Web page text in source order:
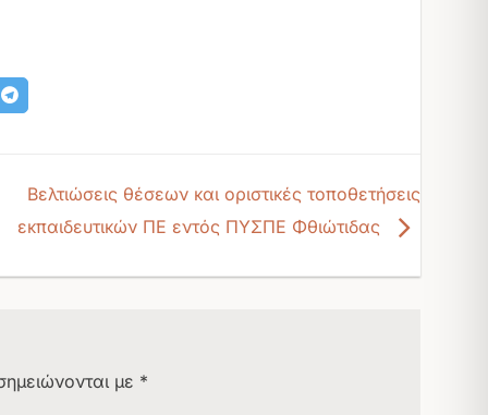
Βελτιώσεις θέσεων και οριστικές τοποθετήσεις
εκπαιδευτικών ΠΕ εντός ΠΥΣΠΕ Φθιώτιδας
με *